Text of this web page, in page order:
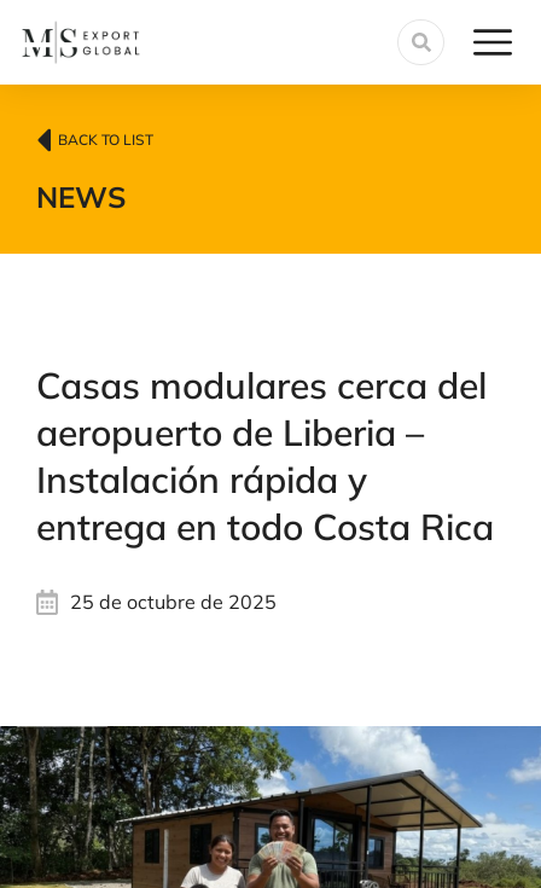
BACK TO LIST
NEWS
Casas modulares cerca del
aeropuerto de Liberia –
Instalación rápida y
entrega en todo Costa Rica
25 de octubre de 2025